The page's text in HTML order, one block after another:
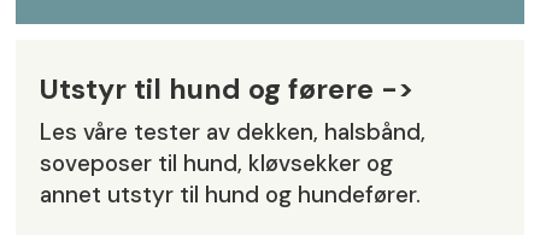
Utstyr til hund og førere ->
Les våre tester av dekken, halsbånd,
soveposer til hund, kløvsekker og
annet utstyr til hund og hundefører.